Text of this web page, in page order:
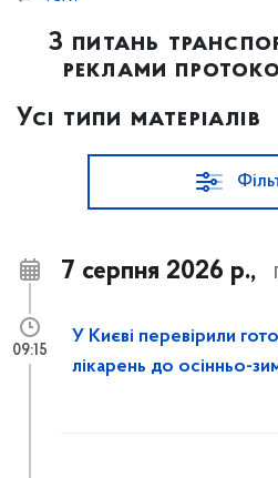
З питань
реклами
Усі типи матеріалів
7 серпня 2026 р.,
У Києві перевірили
лікарень до осінньо-
09:15